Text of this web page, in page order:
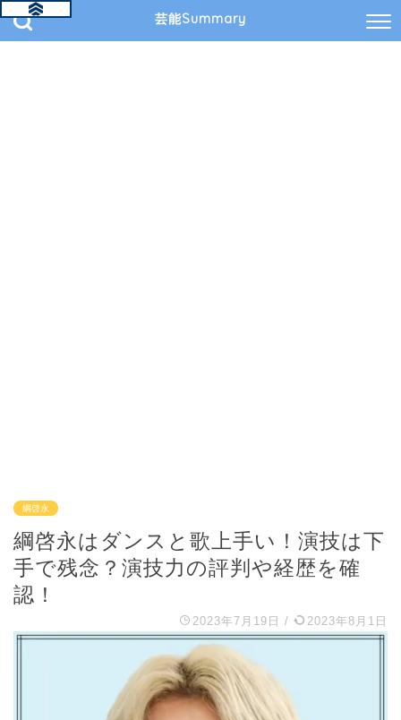
芸能Summary
綱啓永
綱啓永はダンスと歌上手い！演技は下
手で残念？演技力の評判や経歴を確
認！
2023年7月19日 / 2023年8月1日